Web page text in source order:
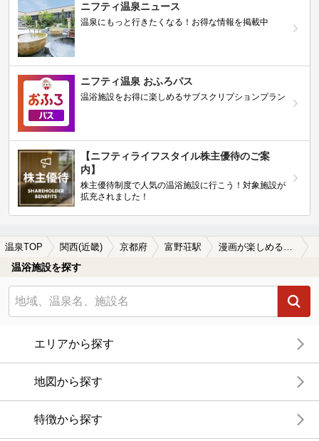
ニフティ温泉ニュース
温泉にもっと行きたくなる！お得な情報を掲載中
ニフティ温泉 おふろパス
温浴施設をお得に楽しめるサブスクリプションプラン
【ニフティライフスタイル株主優待のご案
内】
株主優待制度で人気の温浴施設に行こう！対象施設が
拡充されました！
温泉TOP 関西(近畿) 京都府 富野荘駅 漫画が楽しめる富野荘駅近くの温泉、日帰り温泉、スーパー銭湯おすすめ
温浴施設を探す
エリアから探す
地図から探す
特徴から探す